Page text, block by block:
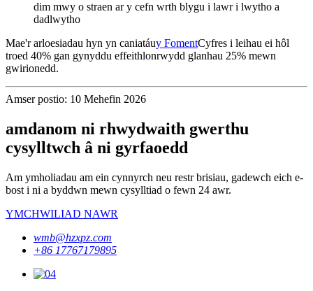
dim mwy o straen ar y cefn wrth blygu i lawr i lwytho a
dadlwytho
Mae'r arloesiadau hyn yn caniatáuy FomentCyfres i leihau ei hôl
troed 40% gan gynyddu effeithlonrwydd glanhau 25% mewn
gwirionedd.
Amser postio: 10 Mehefin 2026
amdanom ni rhwydwaith gwerthu
cysylltwch â ni gyrfaoedd
Am ymholiadau am ein cynnyrch neu restr brisiau, gadewch eich e-
bost i ni a byddwn mewn cysylltiad o fewn 24 awr.
YMCHWILIAD NAWR
wmb@hzxpz.com
+86 17767179895